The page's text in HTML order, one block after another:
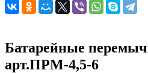
Батарейные
арт.ПРМ-4,5-6